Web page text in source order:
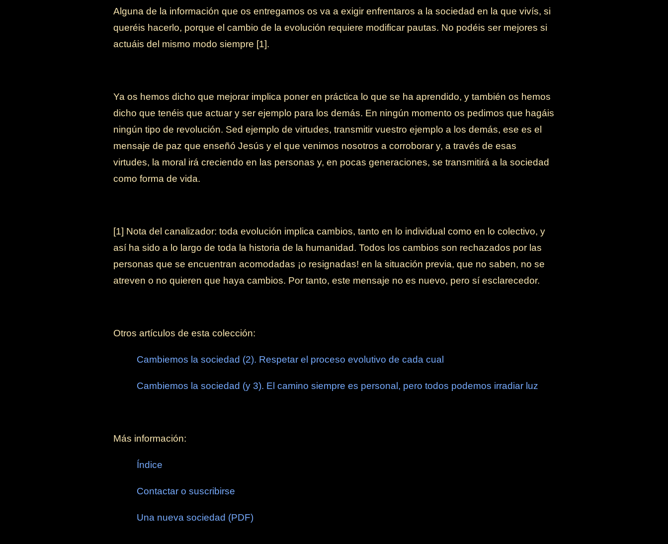
Alguna de la información que os entregamos os va a exigir enfrentaros a la sociedad en la que vivís, si
queréis hacerlo, porque el cambio de la evolución requiere modificar pautas. No podéis ser mejores si
actuáis del mismo modo siempre [1].
Ya os hemos dicho que mejorar implica poner en práctica lo que se ha aprendido, y también os hemos
dicho que tenéis que actuar y ser ejemplo para los demás. En ningún momento os pedimos que hagáis
ningún tipo de revolución. Sed ejemplo de virtudes, transmitir vuestro ejemplo a los demás, ese es el
mensaje de paz que enseñó Jesús y el que venimos nosotros a corroborar y, a través de esas
virtudes, la moral irá creciendo en las personas y, en pocas generaciones, se transmitirá a la sociedad
como forma de vida.
[1] Nota del canalizador: toda evolución implica cambios, tanto en lo individual como en lo colectivo, y
así ha sido a lo largo de toda la historia de la humanidad. Todos los cambios son rechazados por las
personas que se encuentran acomodadas ¡o resignadas! en la situación previa, que no saben, no se
atreven o no quieren que haya cambios. Por tanto, este mensaje no es nuevo, pero sí esclarecedor.
Otros artículos de esta colección:
Cambiemos la sociedad (2). Respetar el proceso evolutivo de cada cual
Cambiemos la sociedad (y 3). El camino siempre es personal, pero todos podemos irradiar luz
Más información:
Índice
Contactar o suscribirse
Una nueva sociedad (PDF)